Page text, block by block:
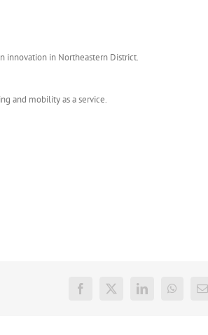
innovation in Northeastern District.
and mobility as a service.
Facebook
X LinkedIn
E-